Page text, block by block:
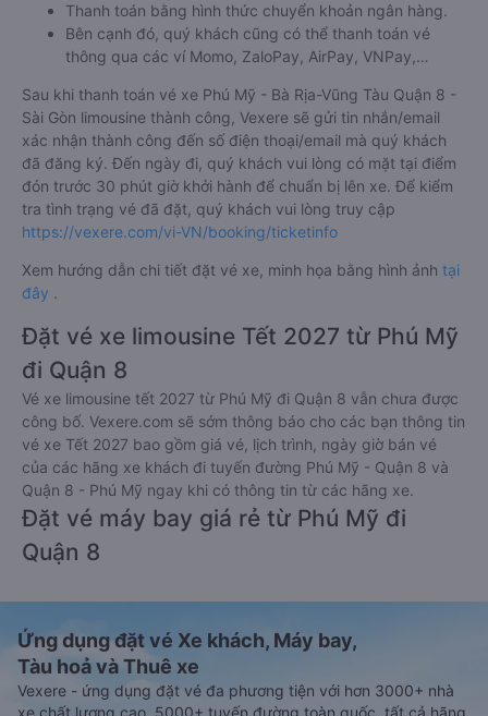
Thanh toán bằng hình thức chuyển khoản ngân hàng.
Bên cạnh đó, quý khách cũng có thể thanh toán vé
thông qua các ví Momo, ZaloPay, AirPay, VNPay,…
Sau khi thanh toán vé xe Phú Mỹ - Bà Rịa-Vũng Tàu Quận 8 -
Sài Gòn limousine thành công, Vexere sẽ gửi tin nhắn/email
xác nhận thành công đến số điện thoại/email mà quý khách
đã đăng ký. Đến ngày đi, quý khách vui lòng có mặt tại điểm
đón trước 30 phút giờ khởi hành để chuẩn bị lên xe. Để kiểm
tra tình trạng vé đã đặt, quý khách vui lòng truy cập
https://vexere.com/vi-VN/booking/ticketinfo
Xem hướng dẫn chi tiết đặt vé xe, minh họa bằng hình ảnh tại
đây .
Đặt vé xe limousine Tết 2027 từ Phú Mỹ
đi Quận 8
Vé xe limousine tết 2027 từ Phú Mỹ đi Quận 8 vẫn chưa được
công bố. Vexere.com sẽ sớm thông báo cho các bạn thông tin
vé xe Tết 2027 bao gồm giá vé, lịch trình, ngày giờ bán vé
của các hãng xe khách đi tuyến đường Phú Mỹ - Quận 8 và
Quận 8 - Phú Mỹ ngay khi có thông tin từ các hãng xe.
Đặt vé máy bay giá rẻ từ Phú Mỹ đi
Quận 8
Ứng dụng đặt vé Xe khách, Máy bay,
Tàu hoả và Thuê xe
Vexere - ứng dụng đặt vé đa phương tiện với hơn 3000+ nhà
xe chất lượng cao, 5000+ tuyến đường toàn quốc, tất cả hãng